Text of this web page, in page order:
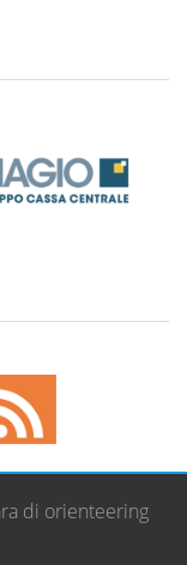
di orienteering